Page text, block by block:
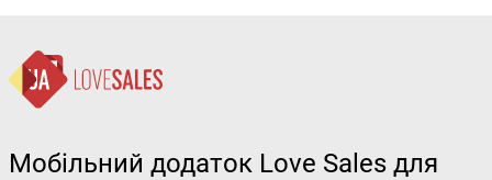
Мобільний додаток Love Sales для